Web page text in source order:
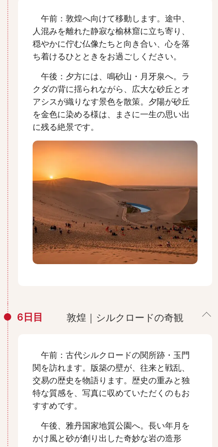
午前：敦煌へ向けて移動します。途中、
人混みを離れた静寂な榆林窟に立ち寄り、
穏やかに佇む仏像たちと向き合い、心を落
ち着けるひとときをお過ごしください。
午後：夕方には、鳴砂山・月牙泉へ。ラ
クダの背に揺られながら、広大な砂丘とオ
アシスが織りなす景色を散策。夕陽が砂丘
を金色に染める様は、まさに一生の思い出
に残る絶景です。
6日目 敦煌｜シルクロードの奇観
午前：古代シルクロードの関所跡・玉門
関を訪れます。版築の壁が、往来と戦乱、
交易の歴史を物語ります。歴史の重みと独
特な質感を、写真に収めていただくのもお
すすめです。
午後、雅丹国家地質公園へ。長い年月を
かけ風と砂が創り出した奇妙な岩の造形